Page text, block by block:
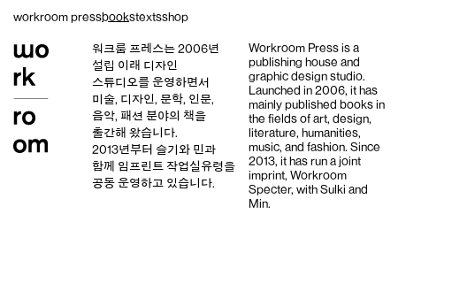
workroom pressbookstextsshop
워크룸 프레스는 2006년
설립 이래 디자인
스튜디오를 운영하면서
미술, 디자인, 문학, 인문,
음악, 패션 분야의 책을
출간해 왔습니다.
2013년부터 슬기와 민과
함께 임프린트 작업실유령을
공동 운영하고 있습니다.
Workroom Press is a
publishing house and
graphic design studio.
Launched in 2006, it has
mainly published books in
the fields of art, design,
literature, humanities,
music, and fashion. Since
2013, it has run a joint
imprint, Workroom
Specter, with Sulki and
Min.